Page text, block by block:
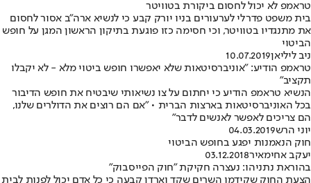
טראמפ לא יכול לחסום ביקורת בטוויטר
בית משפט פדרלי לערעורים בניו יורק קבע כי לנשיא ארה"ב אסור לחסום
את מתנגדיו בטוויטר, וכי חסימה כזו פוגעת בתיקון הראשון המגן על חופש
הביטוי
ניב ליליאן10.07.2019
טראמפ הודיע: "אוניברסיטאות שלא יאפשרו חופש ביטוי מלא - לא יקבלו
תקציב"
הנשיא טראמפ הודיע כי יחתום על צו נשיאותי שיבטיח את חופש הדיבור
בכל האוניברסיטאות בארצות הברית • "אם הם רוצים את הדולרים שלנו,
הם צריכים לאפשר לאנשים לדבר"
יוני הרש04.03.2019
חוק הנאמנות יפגע בחופש הביטוי
יעקב אחימאיר03.12.2018
בהוראת נתניהו: נעצרה חקיקת "חוק הפייסבוק"
הצעת החוק שקידמו השרים שקד וארדן קבעה כי כל אדם יכול לפנות לבית